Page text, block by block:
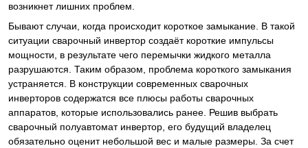
возникнет лишних проблем.
Бывают случаи, когда происходит короткое замыкание. В такой
ситуации сварочный инвертор создаёт короткие импульсы
мощности, в результате чего перемычки жидкого металла
разрушаются. Таким образом, проблема короткого замыкания
устраняется. В конструкции современных сварочных
инверторов содержатся все плюсы работы сварочных
аппаратов, которые использовались ранее. Решив выбрать
сварочный полуавтомат инвертор, его будущий владелец
обязательно оценит небольшой вес и малые размеры. За счет